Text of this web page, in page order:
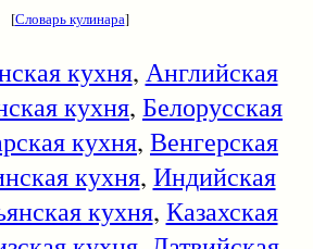
[Словарь кулинара]
кухня, Английская
кухня, Белорусская
кухня, Венгерская
кухня, Индийская
кухня, Казахская